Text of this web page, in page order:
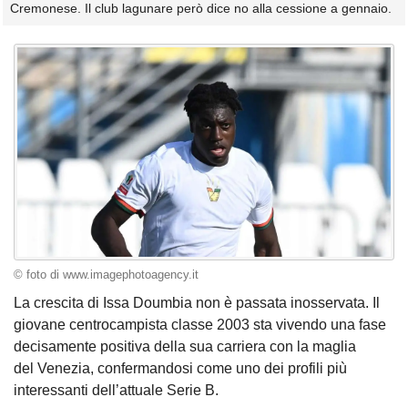
Cremonese. Il club lagunare però dice no alla cessione a gennaio.
© foto di www.imagephotoagency.it
La crescita di Issa Doumbia non è passata inosservata. Il
giovane centrocampista classe 2003 sta vivendo una fase
decisamente positiva della sua carriera con la maglia
del Venezia, confermandosi come uno dei profili più
interessanti dell’attuale Serie B.